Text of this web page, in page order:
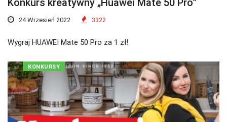
Konkurs kreatywny „Huawei Mate 50 Pro”
24 Wrzesień 2022 3322
Wygraj HUAWEI Mate 50 Pro za 1 zł!
KONKURSY